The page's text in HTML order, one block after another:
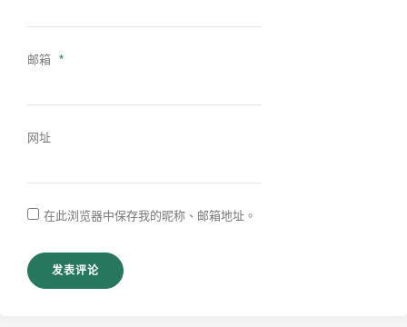
邮箱 *
网址
在此浏览器中保存我的昵称、邮箱地址。